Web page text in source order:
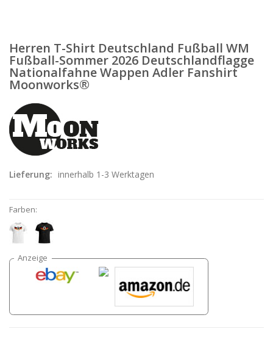
Herren T-Shirt Deutschland Fußball WM
Fußball-Sommer 2026 Deutschlandflagge
Nationalfahne Wappen Adler Fanshirt
Moonworks®
Lieferung: innerhalb 1-3 Werktagen
Farben: